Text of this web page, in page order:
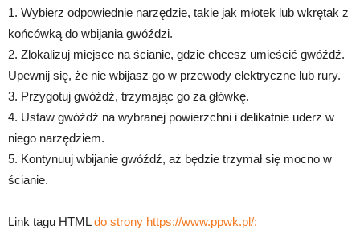
1. Wybierz odpowiednie narzędzie, takie jak młotek lub wkrętak z
końcówką do wbijania gwóździ.
2. Zlokalizuj miejsce na ścianie, gdzie chcesz umieścić gwóźdź.
Upewnij się, że nie wbijasz go w przewody elektryczne lub rury.
3. Przygotuj gwóźdź, trzymając go za główkę.
4. Ustaw gwóźdź na wybranej powierzchni i delikatnie uderz w
niego narzędziem.
5. Kontynuuj wbijanie gwóźdź, aż będzie trzymał się mocno w
ścianie.
Link tagu HTMLdo strony https://www.ppwk.pl/: